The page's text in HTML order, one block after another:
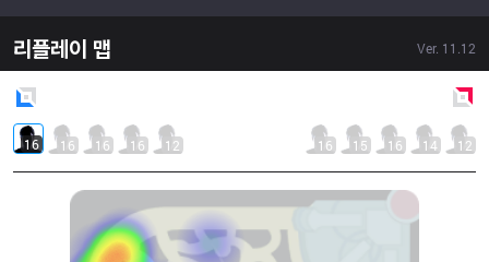
리플레이 맵 Ver. 11.12
16 16 16 16 12 16 15 16 14 12